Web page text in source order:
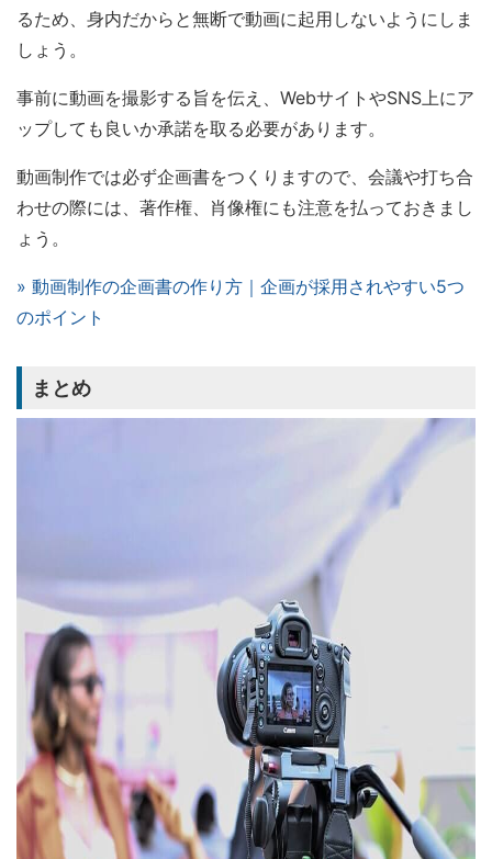
るため、身内だからと無断で動画に起用しないようにしま
しょう。
事前に動画を撮影する旨を伝え、WebサイトやSNS上にア
ップしても良いか承諾を取る必要があります。
動画制作では必ず企画書をつくりますので、会議や打ち合
わせの際には、著作権、肖像権にも注意を払っておきまし
ょう。
» 動画制作の企画書の作り方｜企画が採用されやすい5つ
のポイント
まとめ